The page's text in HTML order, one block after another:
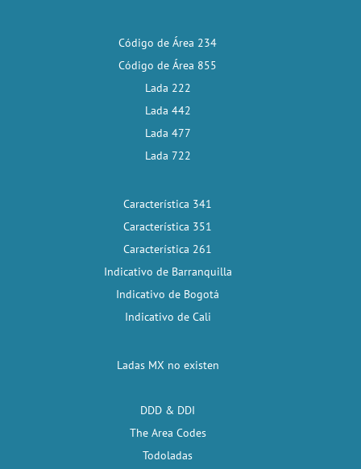
Código de Área 234
Código de Área 855
Lada 222
Lada 442
Lada 477
Lada 722
Característica 341
Característica 351
Característica 261
Indicativo de Barranquilla
Indicativo de Bogotá
Indicativo de Cali
Ladas MX no existen
DDD & DDI
The Area Codes
Todoladas